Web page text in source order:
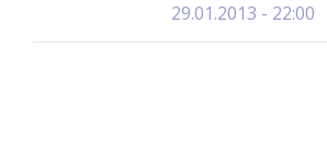
29.01.2013 - 22:00